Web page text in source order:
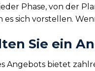
Phase, von der
es sich vorstellen.
Sie ein
Angebots bietet